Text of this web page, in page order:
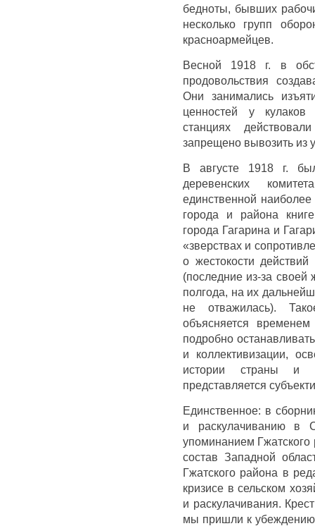
бедноты, бывших
несколько групп
красноармейцев.
Весной 1918 г. в
продовольствия
Они занимались
ценностей у
станциях
запрещено вывозить из
В августе 1918 г.
деревенских
единственной
города и района
города Гагарина и
«зверствах и
о жестокости
(последние из-за своей
полгода, на их
не отважилась).
объясняется
подробно
и коллективизации,
истории страны и
представляется
Единственное: в
и раскулачиванию в
упоминанием
состав Западной
Гжатского района в
кризисе в сельском
и раскулачивания.
мы пришли к